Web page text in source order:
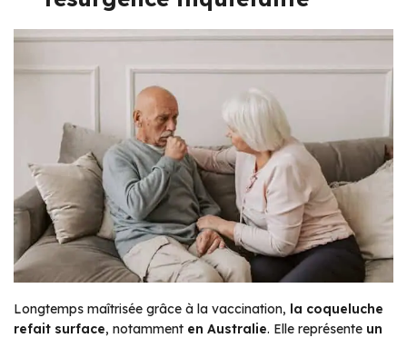
Longtemps maîtrisée grâce à la vaccination, la coqueluche
refait surface, notamment en Australie. Elle représente un